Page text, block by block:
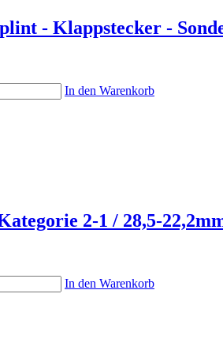
- Klappstecker -
In den Warenkorb
2-1 / 28,5-
In den Warenkorb